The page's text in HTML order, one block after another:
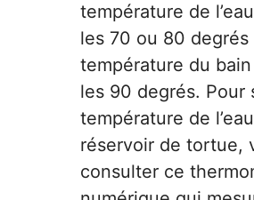
température de
les 70 ou 80 degrés
température du
les 90 degrés. Pour
température de
réservoir de tortue,
consulter ce